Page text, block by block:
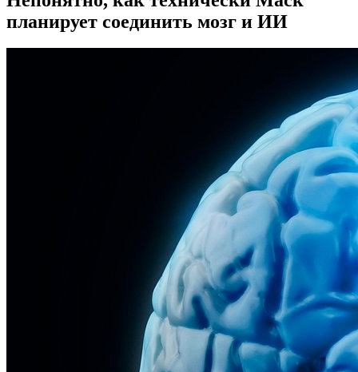
планирует соединить мозг и ИИ